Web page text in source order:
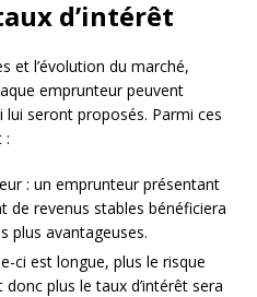
d’intérêt
et l’évolution du marché,
emprunteur peuvent
lui seront proposés. Parmi ces
:
: un emprunteur présentant
de revenus stables bénéficiera
plus avantageuses.
ci est longue, plus le risque
plus le taux d’intérêt sera